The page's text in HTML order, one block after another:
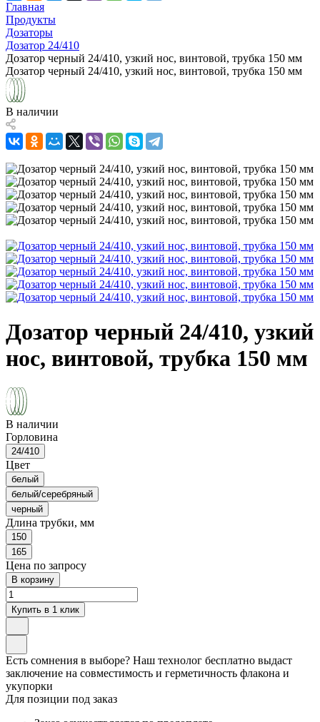
Главная
Продукты
Дозаторы
Дозатор 24/410
Дозатор черный 24/410, узкий нос, винтовой, трубка 150 мм
Дозатор черный 24/410, узкий нос, винтовой, трубка 150 мм
В наличии
Дозатор черный 24/410, узкий
нос, винтовой, трубка 150 мм
В наличии
Горловина
24/410
Цвет
белый
белый/серебряный
черный
Длина трубки, мм
150
165
Цена по запросу
В корзину
Купить в 1 клик
Есть сомнения в выборе? Наш технолог бесплатно выдаст
заключение на совместимость и герметичность флакона и
укупорки
Для позиции под заказ